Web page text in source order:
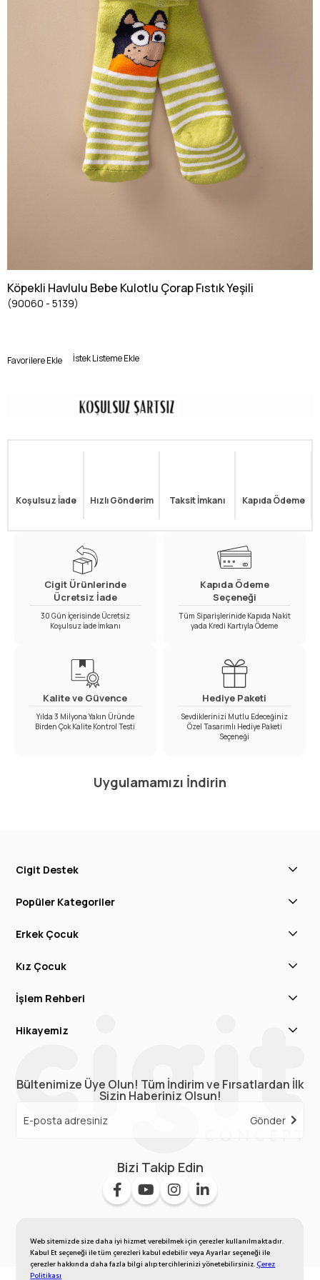
Web sitemizde size daha iyi hizmet verebilmek için çerezler kullanılmaktadır.
Kabul Et seçeneği ile tüm çerezleri kabul edebilir veya Ayarlar seçeneği ile
çerezler hakkında daha fazla bilgi alıp tercihlerinizi yönetebilirsiniz.Çerez
Politikası
Köpekli Havlulu Bebe Kulotlu Çorap Fıstık Yeşili
(90060 - 5139)
Favorilere Ekle İstek Listeme Ekle
Koşulsuz İade Hızlı Gönderim Taksit İmkanı Kapıda Ödeme
Cigit Ürünlerinde
Ücretsiz İade
30 Gün İçerisinde Ücretsiz
Koşulsuz İade İmkanı
Kapıda Ödeme
Seçeneği
Tüm Siparişlerinide Kapıda Nakit
yada Kredi Kartıyla Ödeme
Kalite ve Güvence
Yılda 3 Milyona Yakın Üründe
Birden Çok Kalite Kontrol Testi
Hediye Paketi
Sevdiklerinizi Mutlu Edeceğiniz
Özel Tasarımlı Hediye Paketi
Seçeneği
Uygulamamızı İndirin
Cigit Destek
Popüler Kategoriler
Erkek Çocuk
Kız Çocuk
İşlem Rehberi
Hikayemiz
Bültenimize Üye Olun! Tüm İndirim ve Fırsatlardan İlk
Sizin Haberiniz Olsun!
Gönder
Bizi Takip Edin